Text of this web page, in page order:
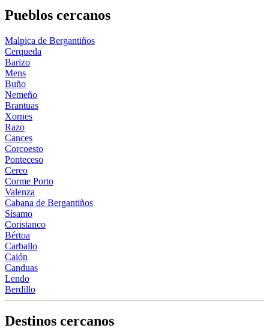
Pueblos cercanos
Malpica de Bergantiños
Cerqueda
Barizo
Mens
Buño
Nemeño
Brantuas
Xornes
Razo
Cances
Corcoesto
Ponteceso
Cereo
Corme Porto
Valenza
Cabana de Bergantiños
Sísamo
Coristanco
Bértoa
Carballo
Caión
Canduas
Lendo
Berdillo
Destinos cercanos